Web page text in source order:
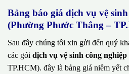
Bảng báo giá dịch vụ vệ
(Phường Phước Thắng –
Sau đây chúng tôi xin gửi đến quý
các gói dịch vụ vệ sinh công nghiệp
TP.HCM). đây là bảng giá niêm yết